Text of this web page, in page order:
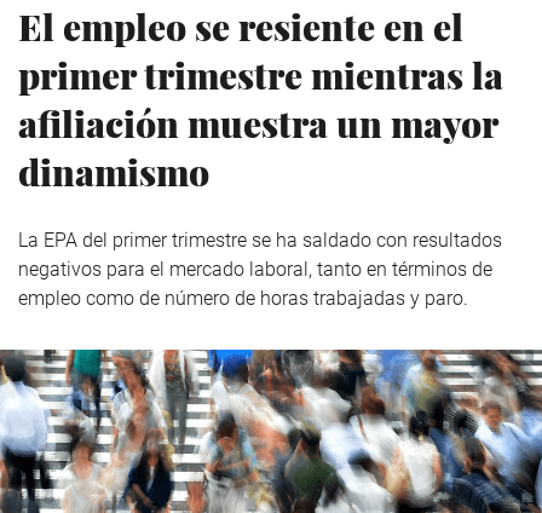
El empleo se resiente en el
primer trimestre mientras la
afiliación muestra un mayor
dinamismo
La EPA del primer trimestre se ha saldado con resultados
negativos para el mercado laboral, tanto en términos de
empleo como de número de horas trabajadas y paro.